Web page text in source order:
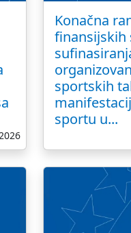
Konačna
finansijskih
sportskih
sportu u...